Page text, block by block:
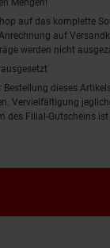
Mengen!
auf das komplette
auf
werden nicht
Bestellung dieses
Vervielfältigung
des Filial-Gutscheins